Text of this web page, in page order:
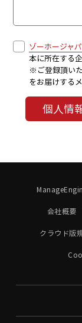
ゾーホージャ
本に所在する
※ご登録頂い
をお届けする
個人情
会社概要
クラウド版